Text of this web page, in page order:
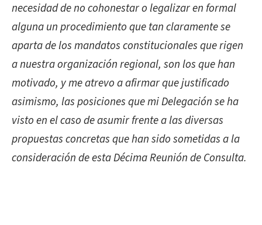
necesidad de no cohonestar o legalizar en formal
alguna un procedimiento que tan claramente se
aparta de los mandatos constitucionales que rigen
a nuestra organización regional, son los que han
motivado, y me atrevo a afirmar que justificado
asimismo, las posiciones que mi Delegación se ha
visto en el caso de asumir frente a las diversas
propuestas concretas que han sido sometidas a la
consideración de esta Décima Reunión de Consulta.